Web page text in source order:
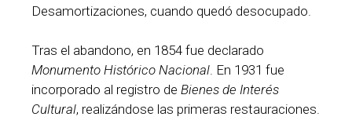
Desamortizaciones, cuando quedó desocupado.
Tras el abandono, en 1854 fue declarado
Monumento Histórico Nacional. En 1931 fue
incorporado al registro de Bienes de Interés
Cultural, realizándose las primeras restauraciones.